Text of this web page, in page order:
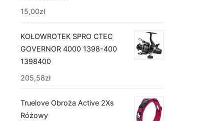
15,00zł
KOŁOWROTEK SPRO CTEC
GOVERNOR 4000 1398-400
1398400
205,58zł
Truelove Obroża Active 2Xs
Różowy